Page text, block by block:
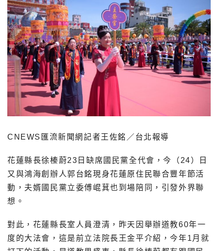
CNEWS匯流新聞網記者王佐銘／台北報導
花蓮縣長徐榛蔚23日缺席國民黨全代會，今（24）日
又與鴻海創辦人郭台銘現身花蓮原住民聯合豐年節活
動，夫婿國民黨立委傅崐萁也到場陪同，引發外界聯
想。
對此，花蓮縣長室人員澄清，昨天因舉辦道教60年一
度的大法會，這是前立法院長王金平介紹，今年1月就